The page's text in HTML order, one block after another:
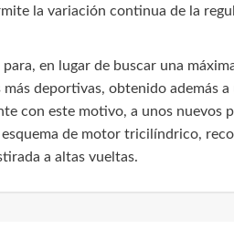
la variación continua de la
en lugar de buscar una
deportivas, obtenido además
con este motivo, a unos
de motor tricilíndrico,
a altas vueltas.